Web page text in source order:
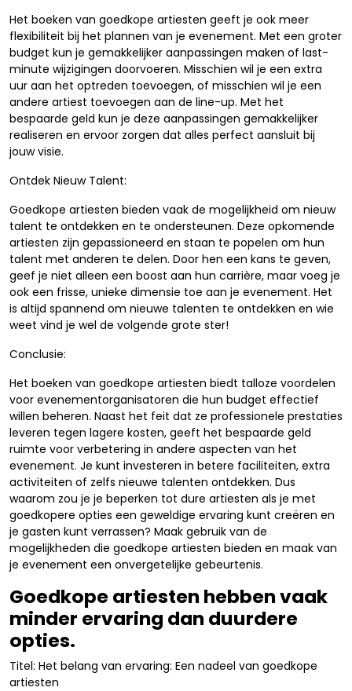
Het boeken van goedkope artiesten geeft je ook meer
flexibiliteit bij het plannen van je evenement. Met een groter
budget kun je gemakkelijker aanpassingen maken of last-
minute wijzigingen doorvoeren. Misschien wil je een extra
uur aan het optreden toevoegen, of misschien wil je een
andere artiest toevoegen aan de line-up. Met het
bespaarde geld kun je deze aanpassingen gemakkelijker
realiseren en ervoor zorgen dat alles perfect aansluit bij
jouw visie.
Ontdek Nieuw Talent:
Goedkope artiesten bieden vaak de mogelijkheid om nieuw
talent te ontdekken en te ondersteunen. Deze opkomende
artiesten zijn gepassioneerd en staan te popelen om hun
talent met anderen te delen. Door hen een kans te geven,
geef je niet alleen een boost aan hun carrière, maar voeg je
ook een frisse, unieke dimensie toe aan je evenement. Het
is altijd spannend om nieuwe talenten te ontdekken en wie
weet vind je wel de volgende grote ster!
Conclusie:
Het boeken van goedkope artiesten biedt talloze voordelen
voor evenementorganisatoren die hun budget effectief
willen beheren. Naast het feit dat ze professionele prestaties
leveren tegen lagere kosten, geeft het bespaarde geld
ruimte voor verbetering in andere aspecten van het
evenement. Je kunt investeren in betere faciliteiten, extra
activiteiten of zelfs nieuwe talenten ontdekken. Dus
waarom zou je je beperken tot dure artiesten als je met
goedkopere opties een geweldige ervaring kunt creëren en
je gasten kunt verrassen? Maak gebruik van de
mogelijkheden die goedkope artiesten bieden en maak van
je evenement een onvergetelijke gebeurtenis.
Goedkope artiesten hebben vaak
minder ervaring dan duurdere
opties.
Titel: Het belang van ervaring: Een nadeel van goedkope
artiesten